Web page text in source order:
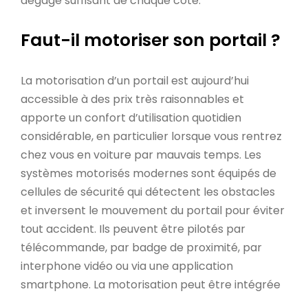
Faut-il motoriser son portail ?
La motorisation d’un portail est aujourd’hui
accessible à des prix très raisonnables et
apporte un confort d’utilisation quotidien
considérable, en particulier lorsque vous rentrez
chez vous en voiture par mauvais temps. Les
systèmes motorisés modernes sont équipés de
cellules de sécurité qui détectent les obstacles
et inversent le mouvement du portail pour éviter
tout accident. Ils peuvent être pilotés par
télécommande, par badge de proximité, par
interphone vidéo ou via une application
smartphone. La motorisation peut être intégrée